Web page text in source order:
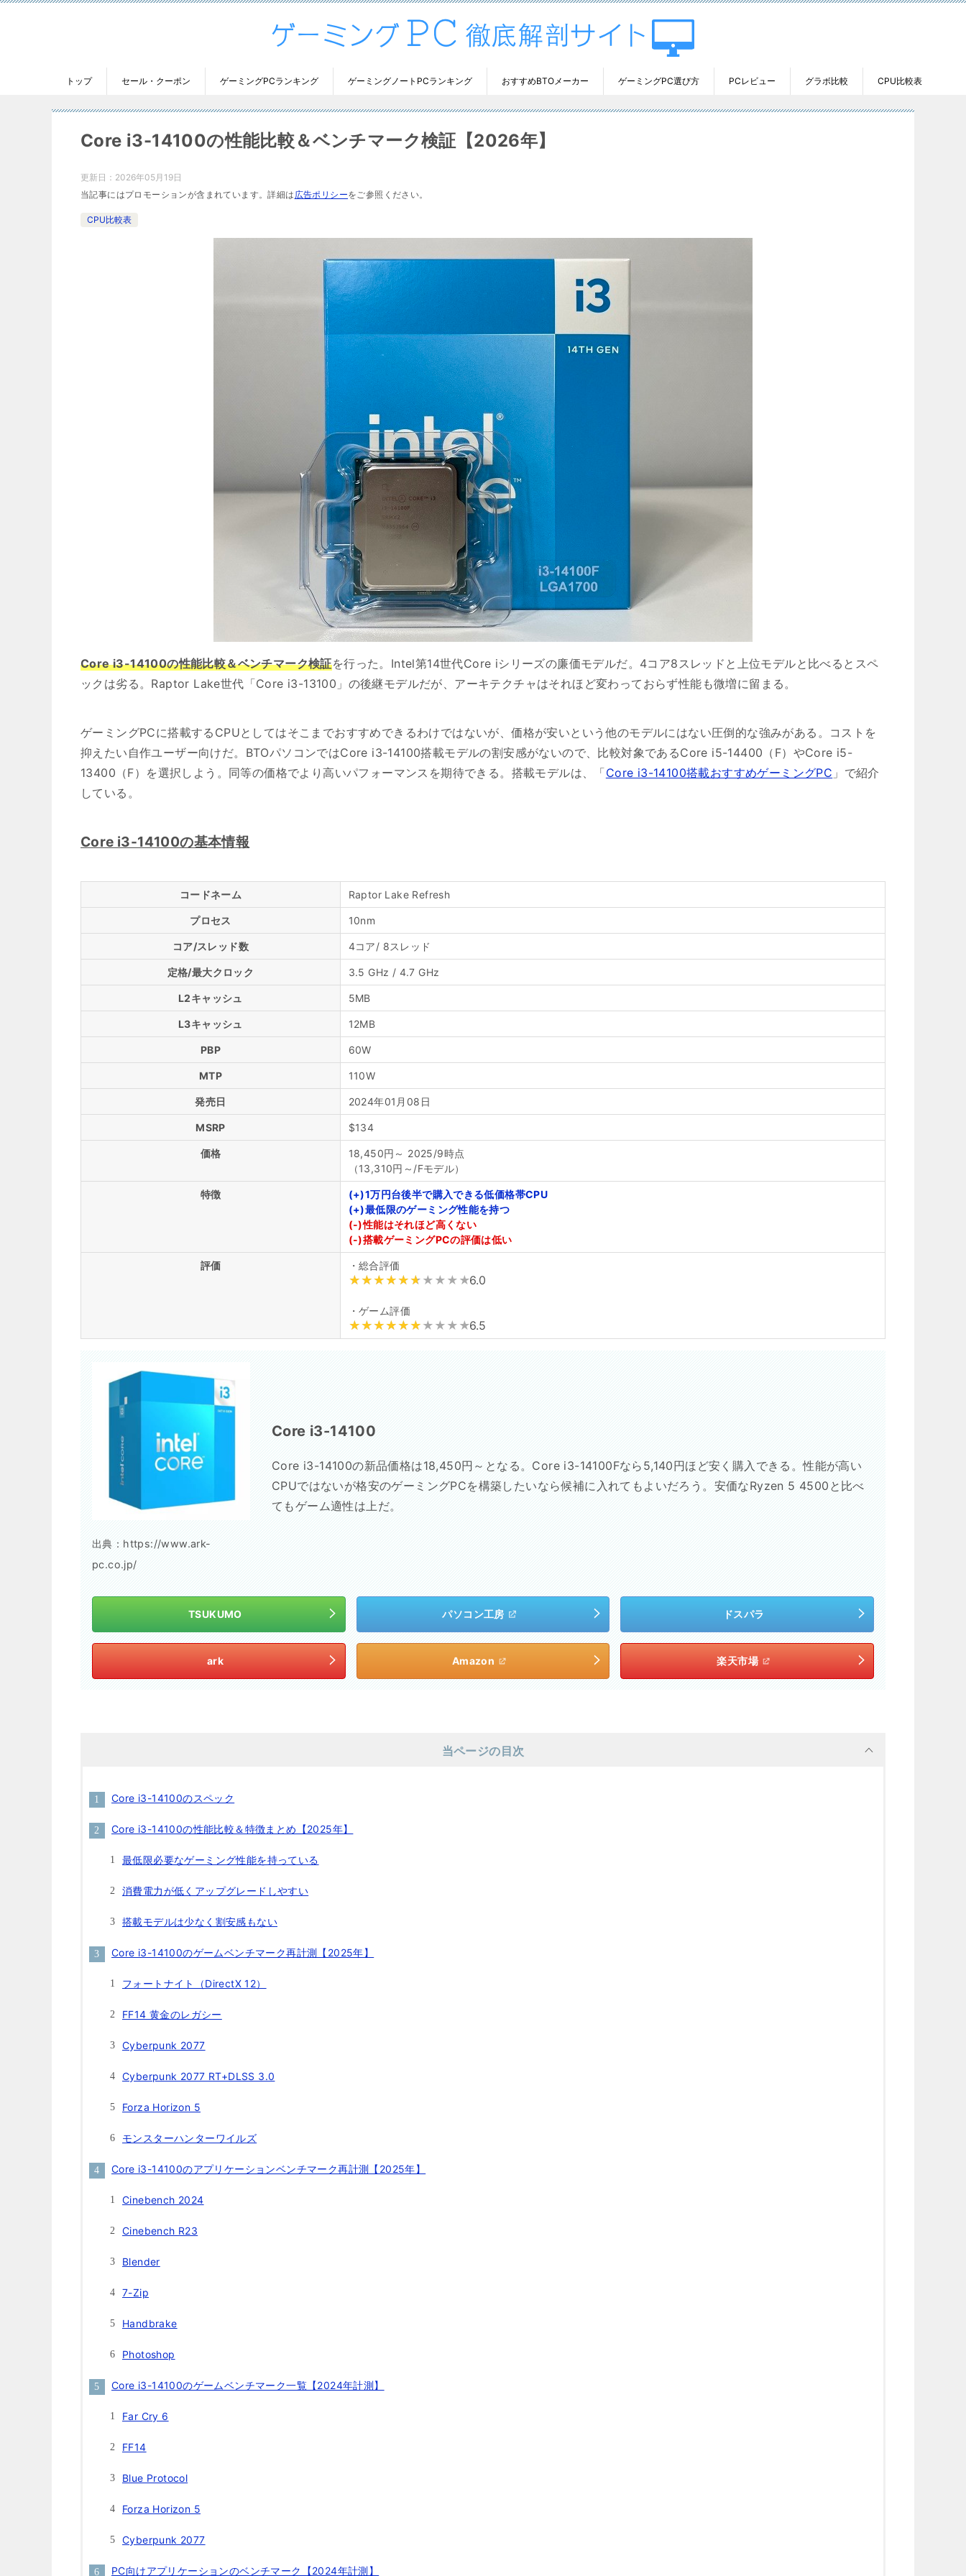
トップ セール・クーポン ゲーミングPCランキング ゲーミングノートPCランキング おすすめBTOメーカー ゲーミングPC選び方 PCレビュー グラボ比較 CPU比較表
Core i3-14100の性能比較＆ベンチマーク検証【2026年】
更新日： 2026年05月19日
当記事にはプロモーションが含まれています。詳細は 広告ポリシーをご参照ください。
CPU比較表
Core i3-14100の性能比較＆ベンチマーク検証を行った。Intel第14世代Core iシリーズの廉価モデルだ。4コア8スレッドと上位モデルと比べるとスペ
ックは劣る。Raptor Lake世代「Core i3-13100」の後継モデルだが、アーキテクチャはそれほど変わっておらず性能も微増に留まる。
ゲーミングPCに搭載するCPUとしてはそこまでおすすめできるわけではないが、価格が安いという他のモデルにはない圧倒的な強みがある。コストを
抑えたい自作ユーザー向けだ。BTOパソコンではCore i3-14100搭載モデルの割安感がないので、比較対象であるCore i5-14400（F）やCore i5-
13400（F）を選択しよう。同等の価格でより高いパフォーマンスを期待できる。搭載モデルは、「Core i3-14100搭載おすすめゲーミングPC 」で紹介
している。
Core i3-14100の基本情報
コードネーム Raptor Lake Refresh
プロセス 10nm
コア/スレッド数 4コア/ 8スレッド
定格/最大クロック 3.5 GHz / 4.7 GHz
L2キャッシュ 5MB
L3キャッシュ 12MB
PBP 60W
MTP 110W
発売日 2024年01月08日
MSRP $134
価格
18,450円～ 2025/9時点
（13,310円～/Fモデル）
特徴
(+)1万円台後半で購入できる低価格帯CPU
(+)最低限のゲーミング性能を持つ
(-)性能はそれほど高くない
(-)搭載ゲーミングPCの評価は低い
評価 ・総合評価
6.0
・ゲーム評価
6.5
出典：https://www.ark-
pc.co.jp/
Core i3-14100
Core i3-14100の新品価格は18,450円～となる。Core i3-14100Fなら5,140円ほど安く購入できる。性能が高い
CPUではないが格安のゲーミングPCを構築したいなら候補に入れてもよいだろう。安価なRyzen 5 4500と比べ
てもゲーム適性は上だ。
TSUKUMO パソコン工房 ドスパラ
ark Amazon 楽天市場
当ページの目次
Core i3-14100のスペック
Core i3-14100の性能比較＆特徴まとめ【2025年】
最低限必要なゲーミング性能を持っている
消費電力が低くアップグレードしやすい
搭載モデルは少なく割安感もない
Core i3-14100のゲームベンチマーク再計測【2025年】
フォートナイト（DirectX 12）
FF14 黄金のレガシー
Cyberpunk 2077
Cyberpunk 2077 RT+DLSS 3.0
Forza Horizon 5
モンスターハンターワイルズ
Core i3-14100のアプリケーションベンチマーク再計測【2025年】
Cinebench 2024
Cinebench R23
Blender
7-Zip
Handbrake
Photoshop
Core i3-14100のゲームベンチマーク一覧【2024年計測】
Far Cry 6
FF14
Blue Protocol
Forza Horizon 5
Cyberpunk 2077
PC向けアプリケーションのベンチマーク【2024年計測】